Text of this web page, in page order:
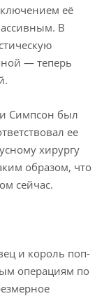
её
В
— теперь
Симпсон был
ее
хирургу
образом, что
сейчас.
и король поп-
операциям по